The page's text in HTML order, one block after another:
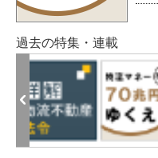
過去の特集・連載